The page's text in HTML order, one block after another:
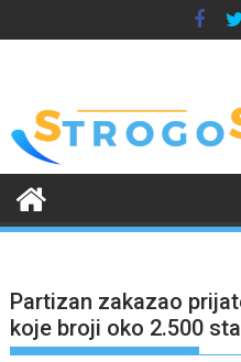
to
Partizan zakazao
koje broji oko 2.500